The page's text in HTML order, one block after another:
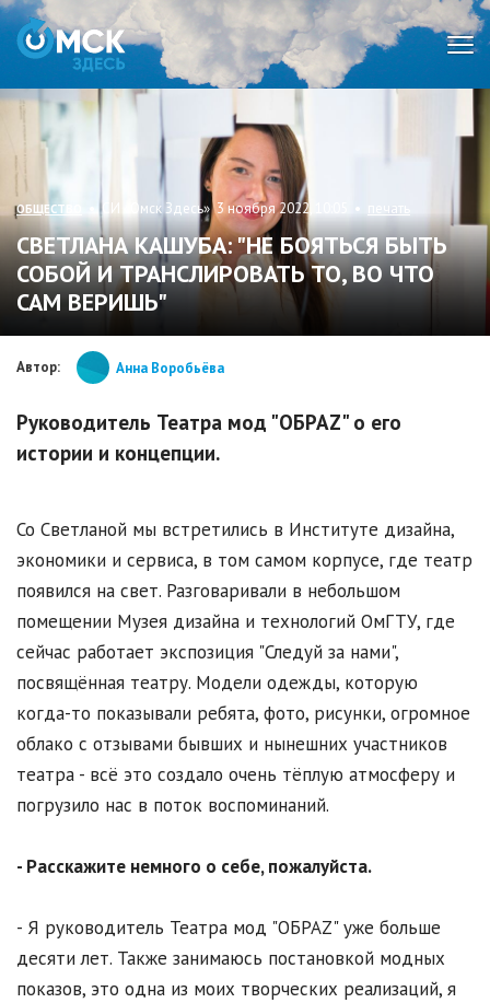
ОБЩЕСТВО • СИ «Омск Здесь» 3 ноября 2022, 10:05 • печать
СВЕТЛАНА КАШУБА: "НЕ БОЯТЬСЯ БЫТЬ
СОБОЙ И ТРАНСЛИРОВАТЬ ТО, ВО ЧТО
САМ ВЕРИШЬ"
Автор: Анна Воробьёва
Руководитель Театра мод "ОБРАZ" о его
истории и концепции.
Со Светланой мы встретились в Институте дизайна,
экономики и сервиса, в том самом корпусе, где театр
появился на свет. Разговаривали в небольшом
помещении Музея дизайна и технологий ОмГТУ, где
сейчас работает экспозиция "Следуй за нами",
посвящённая театру. Модели одежды, которую
когда-то показывали ребята, фото, рисунки, огромное
облако с отзывами бывших и нынешних участников
театра - всё это создало очень тёплую атмосферу и
погрузило нас в поток воспоминаний.
- Расскажите немного о себе, пожалуйста.
- Я руководитель Театра мод "ОБРАZ" уже больше
десяти лет. Также занимаюсь постановкой модных
показов, это одна из моих творческих реализаций, я